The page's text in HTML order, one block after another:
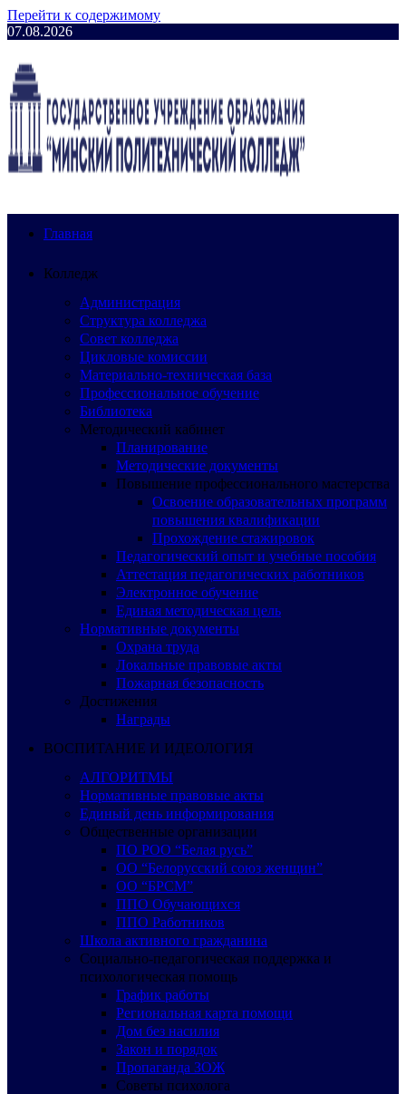
Перейти к содержимому
07.08.2026
Главная
Колледж
Администрация
Структура колледжа
Совет колледжа
Цикловые комиссии
Материально-техническая база
Профессиональное обучение
Библиотека
Методический кабинет
Планирование
Методические документы
Повышение профессионального мастерства
Освоение образовательных программ
повышения квалификации
Прохождение стажировок
Педагогический опыт и учебные пособия
Аттестация педагогических работников
Электронное обучение
Единая методическая цель
Нормативные документы
Охрана труда
Локальные правовые акты
Пожарная безопасность
Достижения
Награды
ВОСПИТАНИЕ И ИДЕОЛОГИЯ
АЛГОРИТМЫ
Нормативные правовые акты
Единый день информирования
Общественные организации
ПО РОО “Белая русь”
ОО “Белорусский союз женщин”
ОО “БРСМ”
ППО Обучающихся
ППО Работников
Школа активного гражданина
Социально-педагогическая поддержка и
психологическая помощь
График работы
Региональная карта помощи
Дом без насилия
Закон и порядок
Пропаганда ЗОЖ
Советы психолога